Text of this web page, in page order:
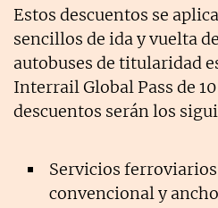
Estos descuentos se
sencillos de ida y vuelta
autobuses de titularidad
Interrail Global Pass de
descuentos serán los
Servicios
convencional y